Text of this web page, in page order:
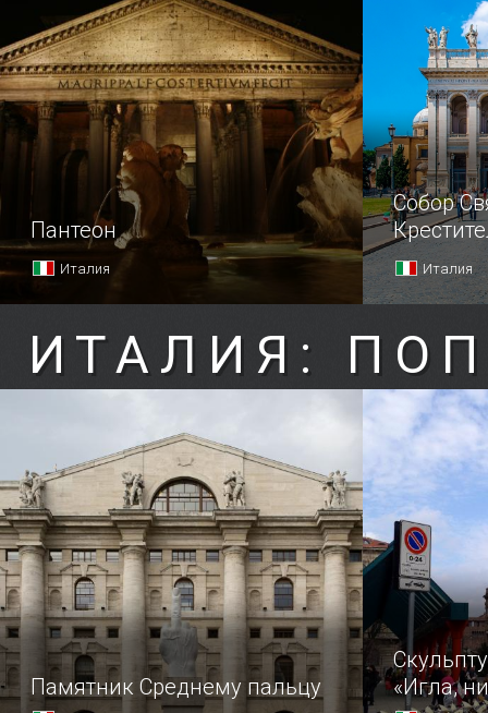
Пантеон
Италия
Собор
холмеИталия
ИТАЛИЯ:
Памятник Среднему пальцу
«Игла,